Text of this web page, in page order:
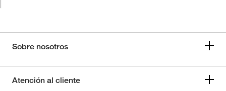
Sobre nosotros
Atención al cliente